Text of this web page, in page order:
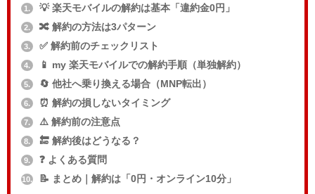
1. 💡 楽天モバイルの解約は基本「違約金0円」
2. 🔀 解約の方法は3パターン
3. ✅️ 解約前のチェックリスト
4. 📱 my 楽天モバイルでの解約手順（単独解約）
5. 🔄 他社へ乗り換える場合（MNP転出）
6. ⏰ 解約の損しないタイミング
7. ⚠️ 解約前の注意点
8. 🔚 解約後はどうなる？
9. ❓ よくある質問
10. 📝 まとめ｜解約は「0円・オンライン10分」